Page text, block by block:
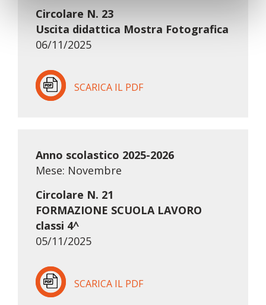
Circolare N. 23
Uscita didattica Mostra Fotografica
06/11/2025
SCARICA IL PDF
Anno scolastico 2025-2026
Mese: Novembre
Circolare N. 21
FORMAZIONE SCUOLA LAVORO
classi 4^
05/11/2025
SCARICA IL PDF